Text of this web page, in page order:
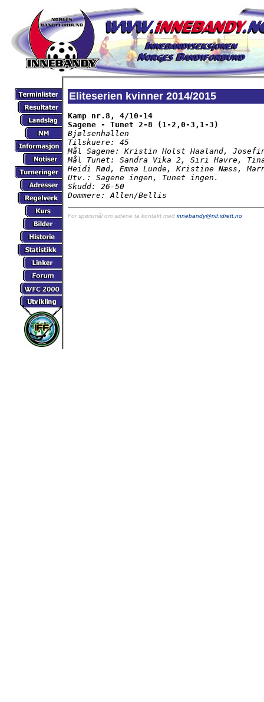
Eliteserien kvinner 2014/2015
Kamp nr.8, 4/10-14
Sagene - Tunet 2-8 (1-2,0-3,1-3)
Bjølsenhallen
Tilskuere: 45
Mål Sagene: Kristin Holst Haaland,
Mål Tunet: Sandra Vika 2, Siri Havre, Tina
Heidi Rød, Emma Lunde, Kristine Næss,
Utv.: Sagene ingen, Tunet ingen.
Skudd: 26-50
Dommere: Allen/Bellis
For spørsmål om sidene ta kontakt med innebandy@nif.idrett.no